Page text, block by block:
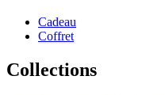
Cadeau
Coffret
Collections